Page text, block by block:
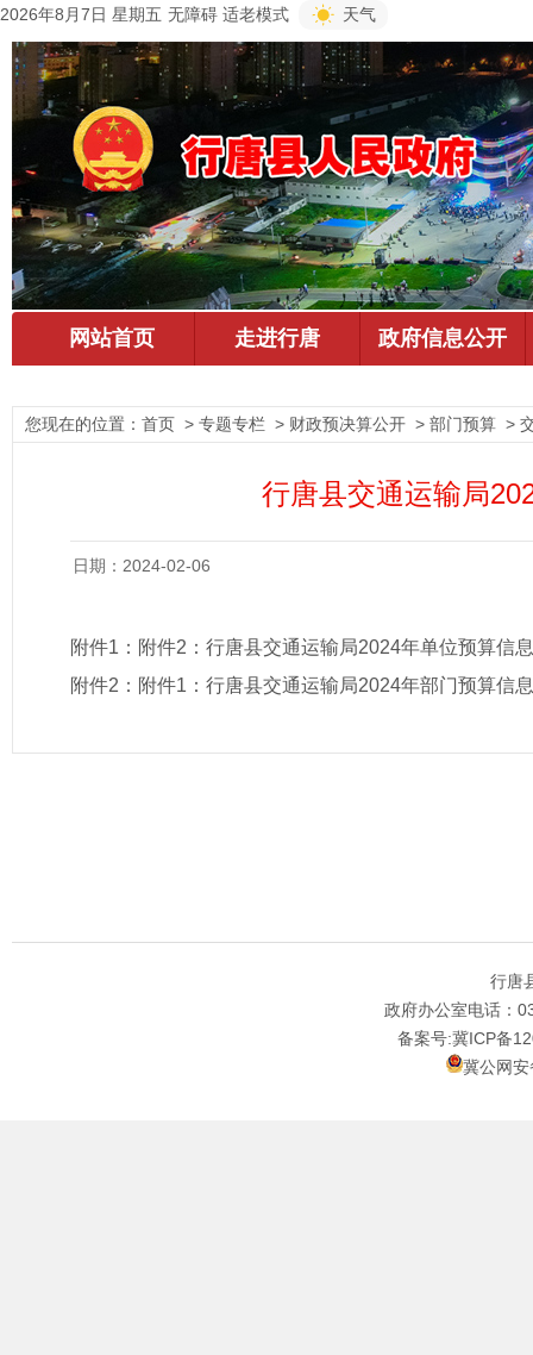
2026年8月7日 星期五 无障碍 适老模式 天气
您现在的位置： 首页 > 专题专栏 > 财政预决算公开 > 部门预算 >
行唐县交通运输局
日期：2024-02-06
附件1： 附件2：行唐县交通运输局2024年单位预算信
附件2： 附件1：行唐县交通运输局2024年部门预算信